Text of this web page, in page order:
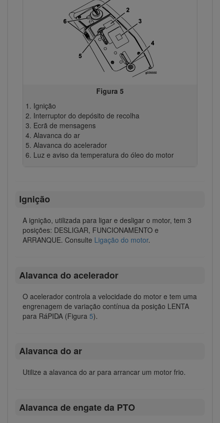
Figura 5
Ignição
Interruptor do depósito de recolha
Ecrã de mensagens
Alavanca do ar
Alavanca do acelerador
Luz e aviso da temperatura do óleo do motor
Ignição
A ignição, utilizada para ligar e desligar o motor, tem 3
posições: DESLIGAR, FUNCIONAMENTO e
ARRANQUE. Consulte Ligação do motor.
Alavanca do acelerador
O acelerador controla a velocidade do motor e tem uma
engrenagem de variação contínua da posição LENTA
para RáPIDA (Figura 5).
Alavanca do ar
Utilize a alavanca do ar para arrancar um motor frio.
Alavanca de engate da PTO